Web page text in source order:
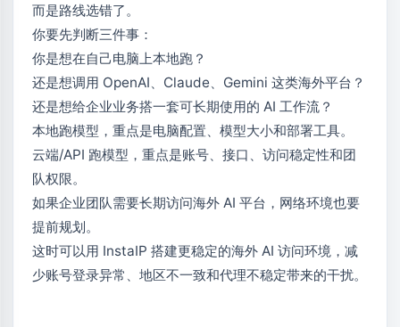
而是路线选错了。
你要先判断三件事：
你是想在自己电脑上本地跑？
还是想调用 OpenAI、Claude、Gemini 这类海外平台？
还是想给企业业务搭一套可长期使用的 AI 工作流？
本地跑模型，重点是电脑配置、模型大小和部署工具。
云端/API 跑模型，重点是账号、接口、访问稳定性和团
队权限。
如果企业团队需要长期访问海外 AI 平台，网络环境也要
提前规划。
这时可以用 InstaIP 搭建更稳定的海外 AI 访问环境，减
少账号登录异常、地区不一致和代理不稳定带来的干扰。